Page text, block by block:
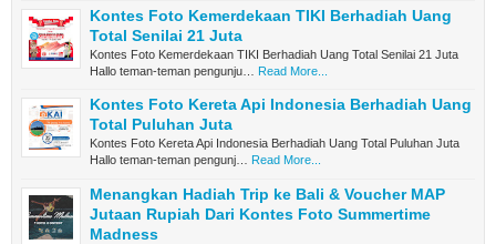
Kontes Foto Kemerdekaan TIKI Berhadiah Uang
Total Senilai 21 Juta
Kontes Foto Kemerdekaan TIKI Berhadiah Uang Total Senilai 21 Juta
Hallo teman-teman pengunju…
Read More...
Kontes Foto Kereta Api Indonesia Berhadiah Uang
Total Puluhan Juta
Kontes Foto Kereta Api Indonesia Berhadiah Uang Total Puluhan Juta
Hallo teman-teman pengunj… Read More...
Menangkan Hadiah Trip ke Bali & Voucher MAP
Jutaan Rupiah Dari Kontes Foto Summertime
Madness